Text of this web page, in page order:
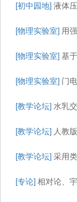
[初中园地] 液体
[物理实验室] 用
[物理实验室] 基
[物理实验室] 门
[教学论坛] 水乳
[教学论坛] 人教
[教学论坛] 采用
[专论] 相对论、